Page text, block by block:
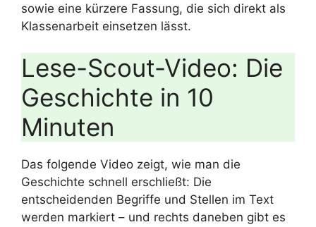
sowie eine kürzere Fassung, die sich direkt als
Klassenarbeit einsetzen lässt.
Lese-Scout-Video: Die
Geschichte in 10
Minuten
Das folgende Video zeigt, wie man die
Geschichte schnell erschließt: Die
entscheidenden Begriffe und Stellen im Text
werden markiert – und rechts daneben gibt es